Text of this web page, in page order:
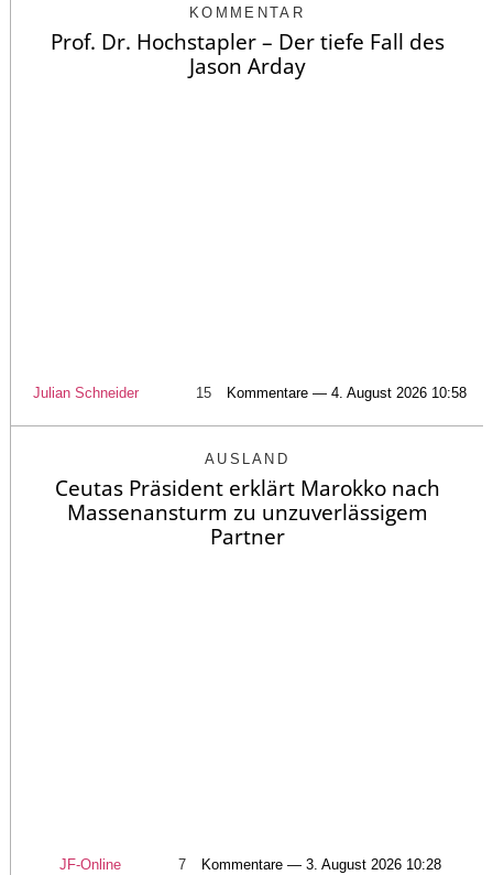
KOMMENTAR
Prof. Dr. Hochstapler – Der tiefe Fall des
Jason Arday
Julian Schneider 15 Kommentare — 4. August 2026 10:58
AUSLAND
Ceutas Präsident erklärt Marokko nach
Massenansturm zu unzuverlässigem
Partner
JF-Online 7 Kommentare — 3. August 2026 10:28